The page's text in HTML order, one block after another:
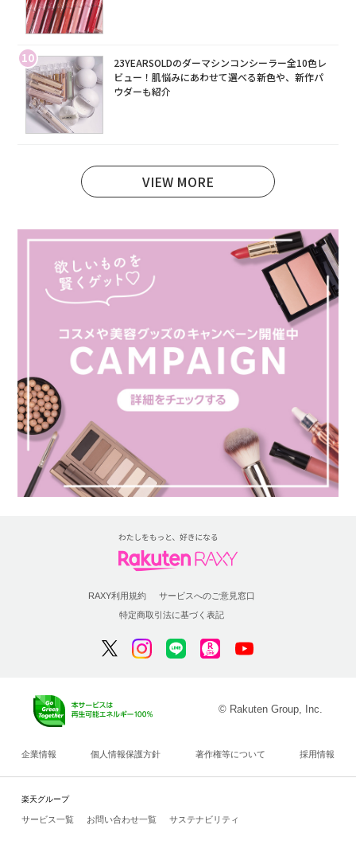
10
23YEARSOLDのダーマシンコンシーラー全10色レ
ビュー！肌悩みにあわせて選べる新色や、新作パ
ウダーも紹介
VIEW MORE
RAXY利用規約
サービスへのご意見窓口
特定商取引法に基づく表記
© Rakuten Group, Inc.
企業情報 個人情報保護方針 著作権等について 採用情報
楽天グループ
サービス一覧 お問い合わせ一覧 サステナビリティ